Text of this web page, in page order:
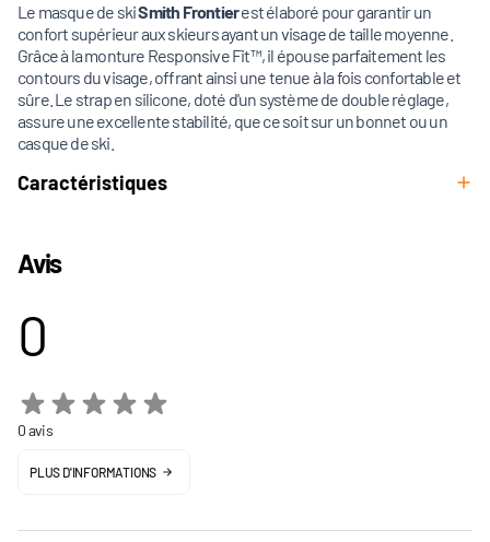
Le masque de skiSmith Frontierest élaboré pour garantir un
confort supérieur aux skieurs ayant un visage de taille moyenne.
Grâce à la monture Responsive Fit™, il épouse parfaitement les
contours du visage, offrant ainsi une tenue à la fois confortable et
sûre. Le strap en silicone, doté d'un système de double réglage,
assure une excellente stabilité, que ce soit sur un bonnet ou un
casque de ski.
Caractéristiques
Avis
0
0 avis
PLUS D'INFORMATIONS